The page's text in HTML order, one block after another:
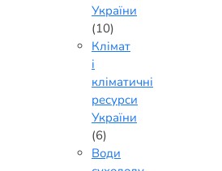
України
(10)
Клімат
і
кліматичні
ресурси
України
(6)
Води